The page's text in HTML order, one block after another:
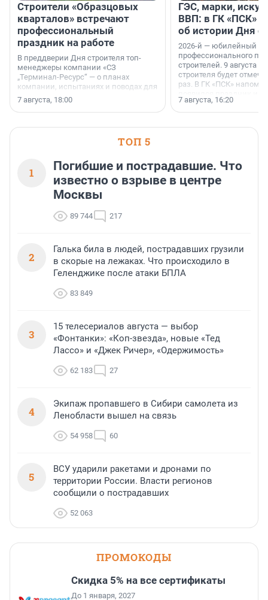
Строители «Образцовых
кварталов» встречают
профессиональный
праздник на работе
В преддверии Дня строителя топ-
менеджеры компании «СЗ
„Терминал-Ресурс“ — о планах
компании, испытаниях и поводах для
осторожного оптимизма.
7 августа, 18:00
ГЭС, марки,
ВВП: в ГК «ПСК»
об истории Дня
2026-й — юбилейный
профессионального
строителей. 9 августа
строителя будет
раз. В ГК «ПСК»
поменялась роль
7 августа, 16:20
ТОП 5
1
Погибшие и пострадавшие. Что
известно о взрыве в центре
Москвы
89 744 217
2
Галька била в людей, пострадавших грузили
в скорые на лежаках. Что происходило в
Геленджике после атаки БПЛА
83 849
3
15 телесериалов августа — выбор
«Фонтанки»: «Коп-звезда», новые «Тед
Лассо» и «Джек Ричер», «Одержимость»
62 183 27
4
Экипаж пропавшего в Сибири самолета из
Ленобласти вышел на связь
54 958 60
5
ВСУ ударили ракетами и дронами по
территории России. Власти регионов
сообщили о пострадавших
52 063
ПРОМОКОДЫ
Скидка 5% на все сертификаты
До 1 января, 2027